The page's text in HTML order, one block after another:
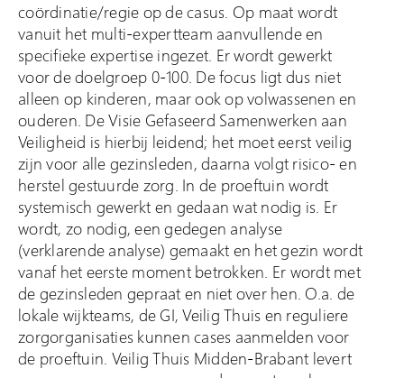
coördinatie/regie op de casus. Op maat wordt
vanuit het multi-expertteam aanvullende en
specifieke expertise ingezet. Er wordt gewerkt
voor de doelgroep 0-100. De focus ligt dus niet
alleen op kinderen, maar ook op volwassenen en
ouderen. De Visie Gefaseerd Samenwerken aan
Veiligheid is hierbij leidend; het moet eerst veilig
zijn voor alle gezinsleden, daarna volgt risico- en
herstel gestuurde zorg. In de proeftuin wordt
systemisch gewerkt en gedaan wat nodig is. Er
wordt, zo nodig, een gedegen analyse
(verklarende analyse) gemaakt en het gezin wordt
vanaf het eerste moment betrokken. Er wordt met
de gezinsleden gepraat en niet over hen. O.a. de
lokale wijkteams, de GI, Veilig Thuis en reguliere
zorgorganisaties kunnen cases aanmelden voor
de proeftuin. Veilig Thuis Midden-Brabant levert